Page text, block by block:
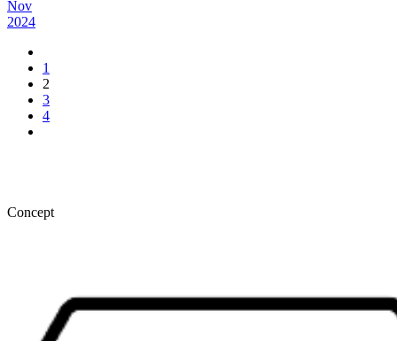
Nov
2024
1
2
3
4
Concept